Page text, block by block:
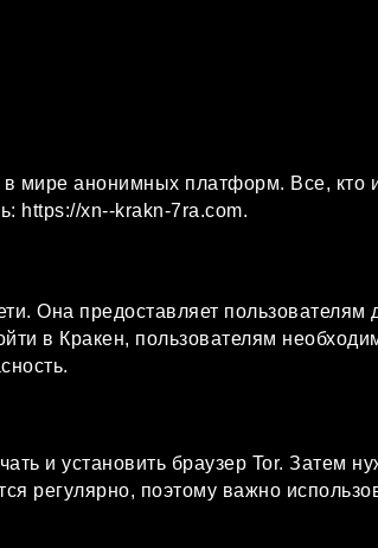
мире анонимных платформ. Все, кто
https://xn--krakn-7ra.com.
Она предоставляет
в Кракен, пользователям
и установить браузер Tor. Затем
регулярно, поэтому важно